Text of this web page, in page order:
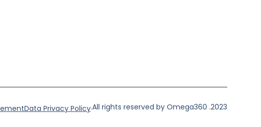
2023. All rights reserved by Omega360.
Data Privacy Policy